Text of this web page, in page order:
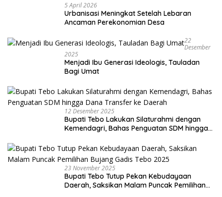
5 April 2026
Urbanisasi Meningkat Setelah Lebaran
Ancaman Perekonomian Desa
22
Desember
2025
Menjadi Ibu Generasi Ideologis, Tauladan
Bagi Umat
12 Desember 2025
Bupati Tebo Lakukan Silaturahmi dengan
Kemendagri, Bahas Penguatan SDM hingga
23 November 2025
Bupati Tebo Tutup Pekan Kebudayaan
Daerah, Saksikan Malam Puncak Pemilihan